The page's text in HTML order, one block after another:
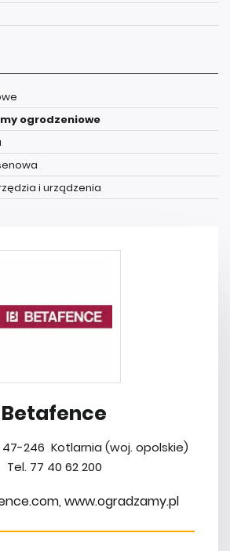
ogrodzeniowe
i urządzenia
Betafence
246 Kotlarnia (woj. opolskie)
Tel. 77 40 62 200
www.ogradzamy.pl